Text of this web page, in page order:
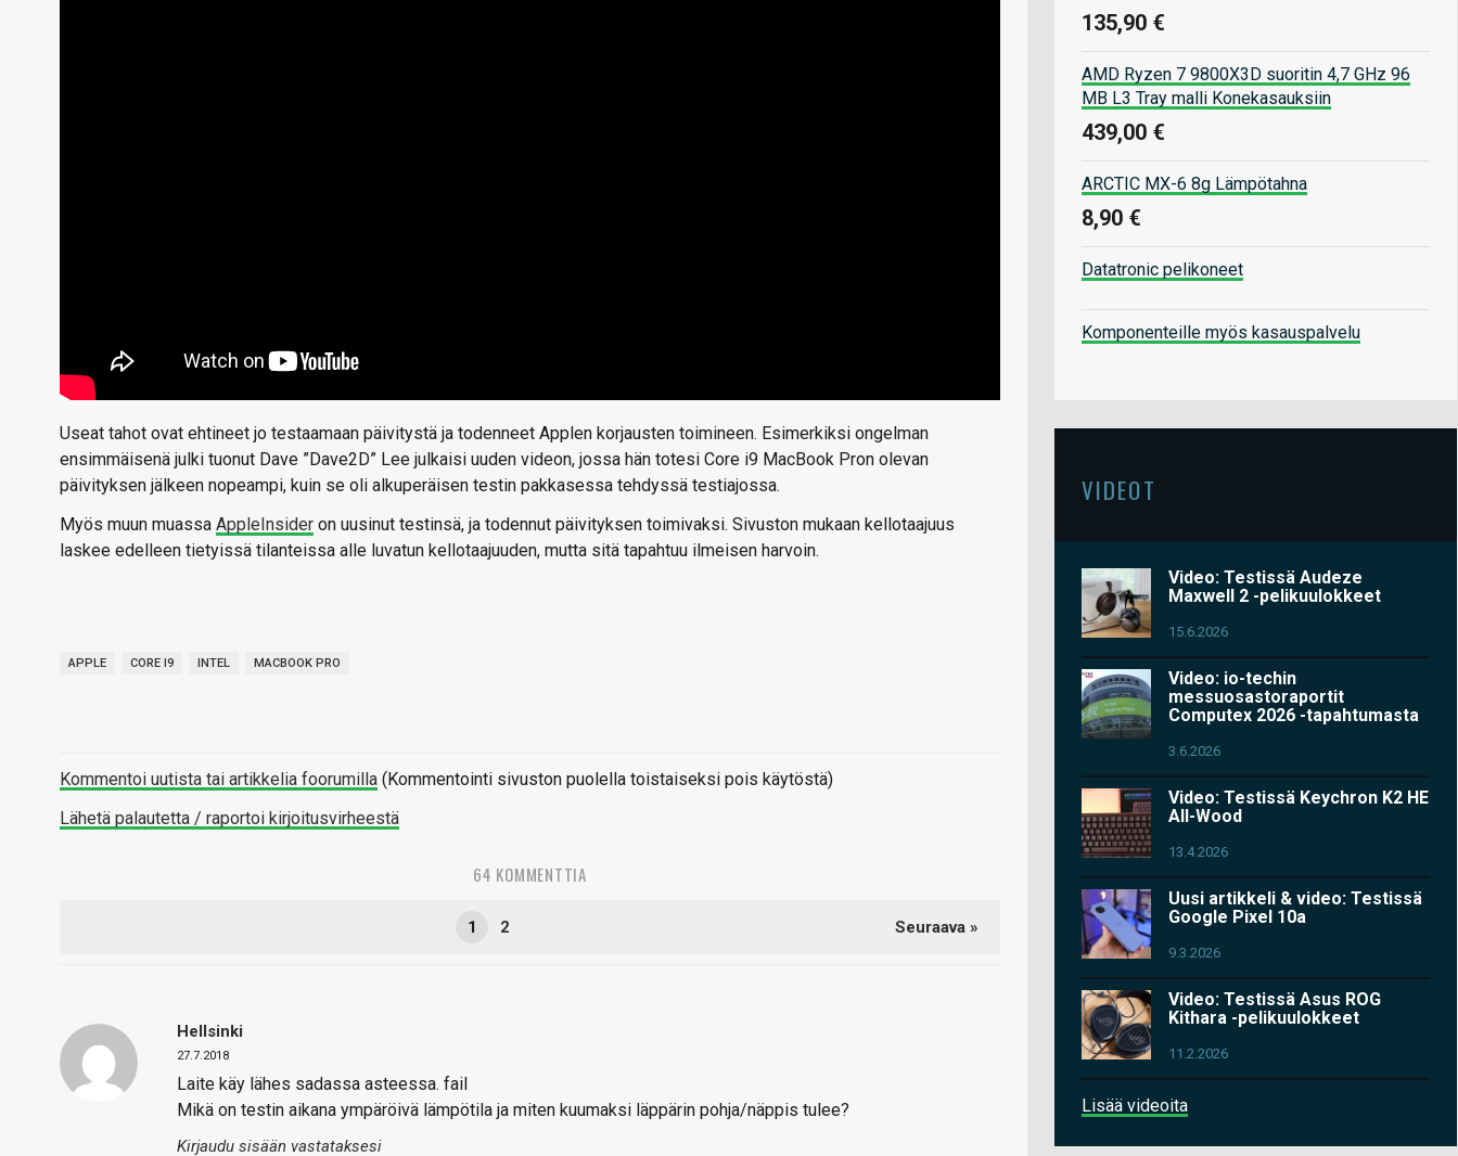
Useat tahot ovat ehtineet jo testaamaan päivitystä ja todenneet Applen korjausten toimineen. Esimerkiksi ongelman
ensimmäisenä julki tuonut Dave ”Dave2D” Lee julkaisi uuden videon, jossa hän totesi Core i9 MacBook Pron olevan
päivityksen jälkeen nopeampi, kuin se oli alkuperäisen testin pakkasessa tehdyssä testiajossa.
Myös muun muassa AppleInsider on uusinut testinsä, ja todennut päivityksen toimivaksi. Sivuston mukaan kellotaajuus
laskee edelleen tietyissä tilanteissa alle luvatun kellotaajuuden, mutta sitä tapahtuu ilmeisen harvoin.
APPLE CORE I9 INTEL MACBOOK PRO
Kommentoi uutista tai artikkelia foorumilla (Kommentointi sivuston puolella toistaiseksi pois käytöstä)
Lähetä palautetta / raportoi kirjoitusvirheestä
64 KOMMENTTIA
1 2 Seuraava »
Hellsinki
27.7.2018
Laite käy lähes sadassa asteessa. fail
Mikä on testin aikana ympäröivä lämpötila ja miten kuumaksi läppärin pohja/näppis tulee?
Kirjaudu sisään vastataksesi
135,90 €
AMD Ryzen 7 9800X3D suoritin 4,7 GHz 96
MB L3 Tray malli Konekasauksiin
439,00 €
ARCTIC MX-6 8g Lämpötahna
8,90 €
Datatronic pelikoneet
Komponenteille myös kasauspalvelu
VIDEOT
Video: Testissä Audeze
Maxwell 2 -pelikuulokkeet
15.6.2026
Video: io-techin
messuosastoraportit
Computex 2026 -tapahtumasta
3.6.2026
Video: Testissä Keychron K2 HE
All-Wood
13.4.2026
Uusi artikkeli & video: Testissä
Google Pixel 10a
9.3.2026
Video: Testissä Asus ROG
Kithara -pelikuulokkeet
11.2.2026
Lisää videoita